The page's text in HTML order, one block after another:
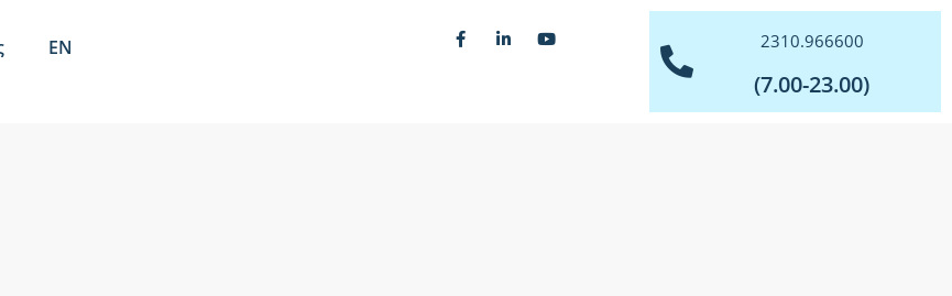
EN 2310.966600
(7.00-23.00)